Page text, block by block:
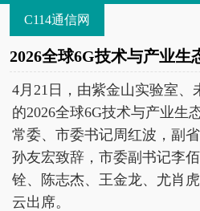
C114通信网
2026全球6G技术与产业生
4月21日，由紫金山实验室、
的2026全球6G技术与产业生
常委、市委书记周红波，副
孙友宏致辞，市委副书记李
铨、陈志杰、王金龙、尤肖
云出席。